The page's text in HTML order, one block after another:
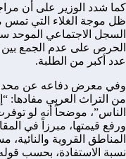
كما شدد الوزير على أن
ظل موجة الغلاء التي تمس
السجل الاجتماعي الموحد
الحرص على عدم الجمع بين
عدد أكبر من الطلبة.
وفي معرض دفاعه عن
من التراث العربي مفادها:
الناس”، موضحاً أنه لو
ورفع قيمتها، مبرزاً في
المناطق القروية والنائية،
نسبة الاستفادة، بحسب قوله، إلى 98 في